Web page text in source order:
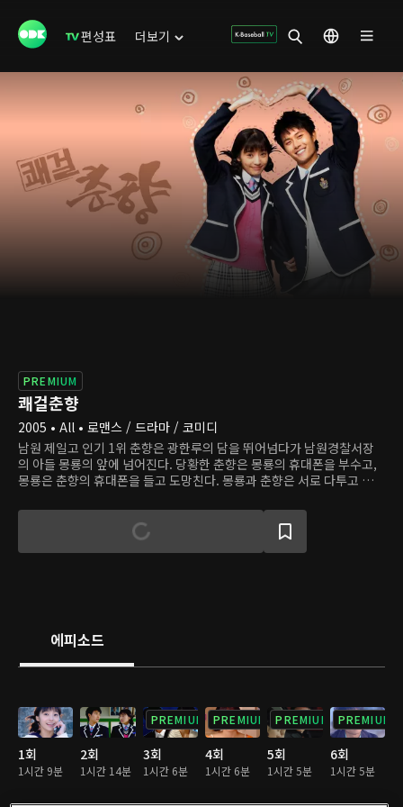
편성표 더보기
PREMIUM
쾌걸춘향
2005 • All • 로맨스 / 드라마 / 코미디
남원 제일고 인기 1위 춘향은 광한루의 담을 뛰어넘다가 남원경찰서장
의 아들 몽룡의 앞에 넘어진다. 당황한 춘향은 몽룡의 휴대폰을 부수고,
몽룡은 춘향의 휴대폰을 들고 도망친다. 몽룡과 춘향은 서로 다투고 장난
술에 취해 춘향의 이불속에서 잠이 든다. 두 사람이 하룻밤을 보냈다는
소문이 퍼지자 몽룡의 아버지와 춘향의 어머니는 체면 유지를 위해 자식
들을 결혼시킨다. 아직 철없는 고등학생인 두 사람의 결혼은 진정한 사랑
에피소드
1회
1시간 9분
2회
1시간 14분
PREMIUM
3회
1시간 6분
PREMIUM
4회
1시간 6분
PREMIUM
5회
1시간 5분
PREMIUM
6회
1시간 5분